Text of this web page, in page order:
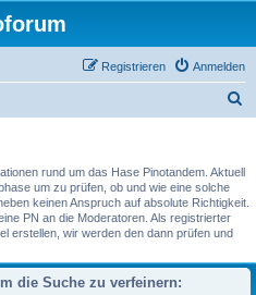
Anmelden
Registrieren
h
e
rund um das Hase Pinotandem. Aktuell
um zu prüfen, ob und wie eine solche
keinen Anspruch auf absolute Richtigkeit.
PN an die Moderatoren. Als registrierter
erstellen, wir werden den dann prüfen und
die Suche zu verfeinern: